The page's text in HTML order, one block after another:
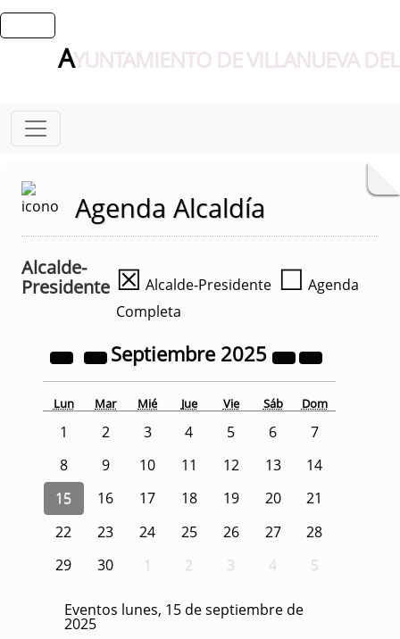
AYUNTAMIENTO DE VILLANUEVA
Agenda Alcaldía
Alcalde-
Presidente ☒ Alcalde-Presidente ☐ Agenda
Completa
Septiembre 2025
Lun Mar Mié Jue Vie Sáb Dom
1 2 3 4 5 6
7
8
9 10 11 12 13
14
15
16 17 18 19 20
21
22
23 24 25 26 27
28
29
30 1 2 3 4 5
Eventos lunes, 15 de septiembre de
2025